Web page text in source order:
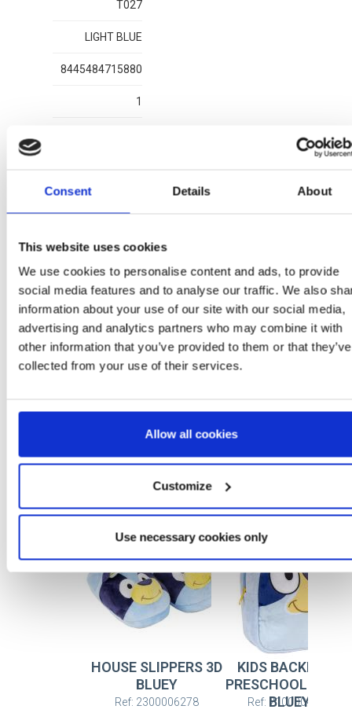
Consent Details About
This website uses cookies
We use cookies to personalise content and ads, to provide
social media features and to analyse our traffic. We also
information about your use of our site with our social media,
advertising and analytics partners who may combine it with
other information that you’ve provided to them or that they’ve
collected from your use of their services.
Allow all cookies
Customize
Use necessary cookies only
T027
LIGHT BLUE
8445484715880
1
2300007398
T028
LIGHT BLUE
8445484715897
More Items BLUEY
HOUSE SLIPPERS 3D
BLUEY
Ref: 2300006278
KIDS BACKPACK
PRESCHOOL
BLUEY
Ref: 2100004866